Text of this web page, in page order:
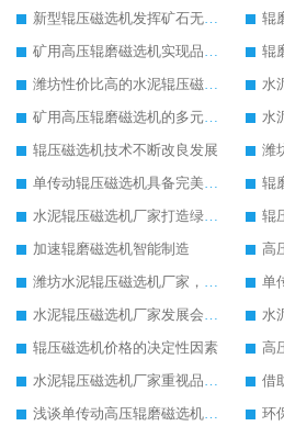
新型辊压磁选机发挥矿石无限潜力
矿用高压辊磨磁选机实现品质革命生产
辊
潍坊性价比高的水泥辊压磁选机厂家
矿用高压辊磨磁选机的多元化发展道路
辊压磁选机技术不断改良发展
潍
单传动辊压磁选机具备完美工作性能
水泥辊压磁选机厂家打造绿色生产线
辊
加速辊磨磁选机智能制造
潍坊水泥辊压磁选机厂家，我们不一样
水泥辊压磁选机厂家发展会更好
辊压磁选机价格的决定性因素
水泥辊压磁选机厂家重视品质发展
浅谈单传动高压辊磨磁选机节电工作
环